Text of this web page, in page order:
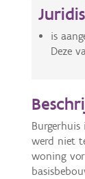
is
Deze
Burgerhuis
werd niet
woning